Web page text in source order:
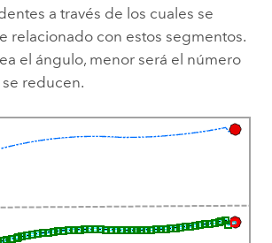
a través de los cuales se
relacionado con estos segmentos.
el ángulo, menor será el número
reducen.